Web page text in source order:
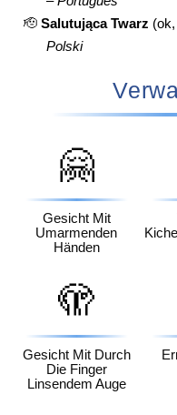
🫡 Salutująca Twarz
Polski
🤗
Gesicht Mit
Umarmenden
Händen
🫣
Gesicht Mit Durch
Die Finger
Linsendem Auge